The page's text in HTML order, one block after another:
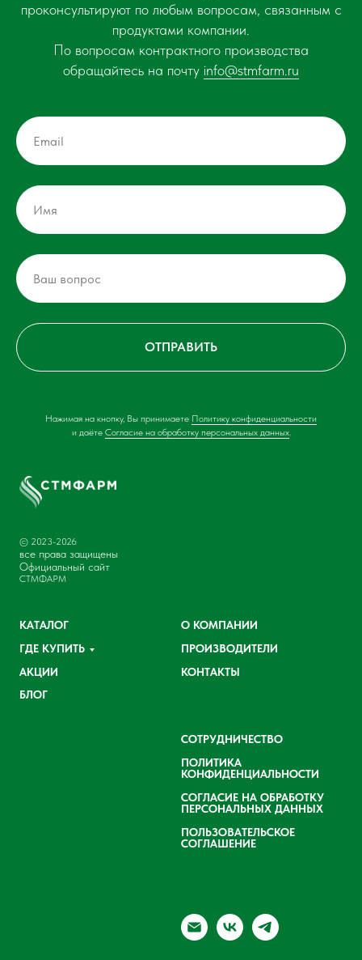
проконсультируют по любым вопросам, связанным с
продуктами компании.
По вопросам контрактного производства
обращайтесь на почту info@stmfarm.ru
ОТПРАВИТЬ
Нажимая на кнопку, Вы принимаете Политику конфиденциальности
и даёте Согласие на обработку персональных данных.
© 2023-2026
все права защищены
Официальный сайт
СТМФАРМ
КАТАЛОГ
ГДЕ КУПИТЬ
АКЦИИ
БЛОГ
О КОМПАНИИ
ПРОИЗВОДИТЕЛИ
КОНТАКТЫ
СОТРУДНИЧЕСТВО
ПОЛИТИКА
КОНФИДЕНЦИАЛЬНОСТИ
СОГЛАСИЕ НА ОБРАБОТКУ
ПЕРСОНАЛЬНЫХ ДАННЫХ
ПОЛЬЗОВАТЕЛЬСКОЕ
СОГЛАШЕНИЕ